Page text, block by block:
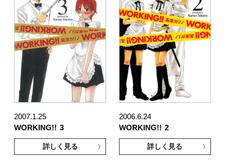
2007.1.25
WORKING!! 3
詳しく見る
2006.6.24
WORKING!! 2
詳しく見る